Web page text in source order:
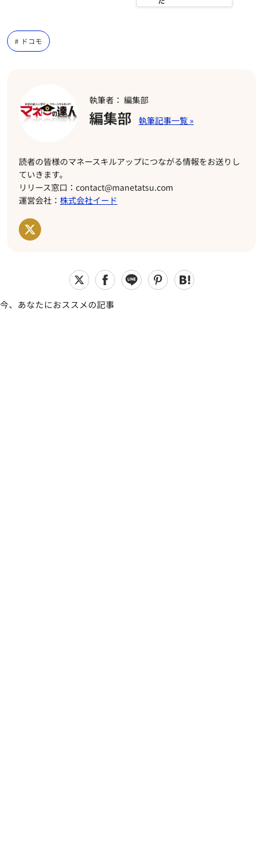
ドコモ
執筆者： 編集部
編集部
読者の皆様のマネースキルアップにつながる情報をお送りし
ていきます。
リリース窓口：contact@manetatsu.com
運営会社： 株式会社イード
今、あなたにおススメの記事